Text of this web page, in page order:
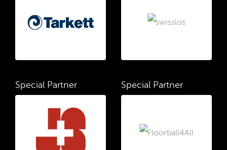
Special Partner Special Partner